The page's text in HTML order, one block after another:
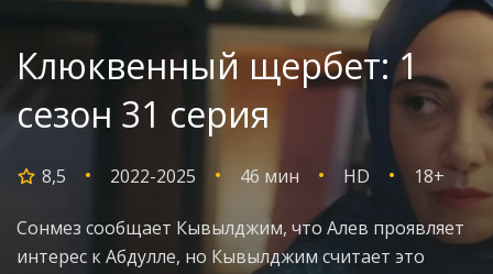
Клюквенный щербет: 1
сезон 31 серия
8,5 2022-2025 46 мин HD 18+
Сонмез сообщает Кывылджим, что Алев проявляет
интерес к Абдулле, но Кывылджим считает это